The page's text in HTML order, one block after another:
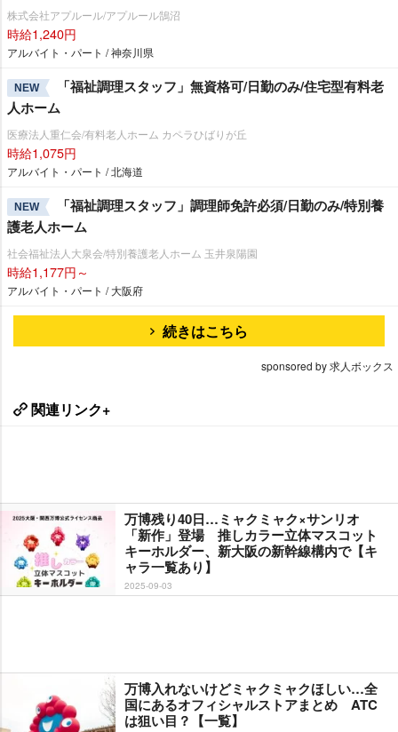
株式会社アプルール/アプルール鵠沼
時給1,240円
アルバイト・パート / 神奈川県
NEW
「福祉調理スタッフ」無資格可/日勤のみ/住宅型有料老
人ホーム
医療法人重仁会/有料老人ホーム カペラひばりが丘
時給1,075円
アルバイト・パート / 北海道
NEW
「福祉調理スタッフ」調理師免許必須/日勤のみ/特別養
護老人ホーム
社会福祉法人大泉会/特別養護老人ホーム 玉井泉陽園
時給1,177円～
アルバイト・パート / 大阪府
続きはこちら
sponsored by 求人ボックス
関連リンク+
万博残り40日…ミャクミャク×サンリオ
「新作」登場 推しカラー立体マスコット
キーホルダー、新大阪の新幹線構内で【キ
ャラ一覧あり】
2025-09-03
万博入れないけどミャクミャクほしい…全
国にあるオフィシャルストアまとめ ATC
は狙い目？【一覧】